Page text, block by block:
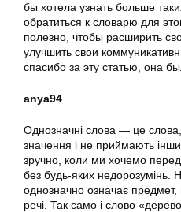
бы хотела узнать больше
обратиться к словарю для
полезно, чтобы расширить
улучшить свои
спасибо за эту статью, она
anya94
Однозначні слова — це
значення і не приймають
зручно, коли ми хочемо
без будь-яких недорозумінь.
однозначно означає
речі. Так само і слово